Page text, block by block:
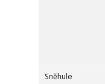
Sněhule